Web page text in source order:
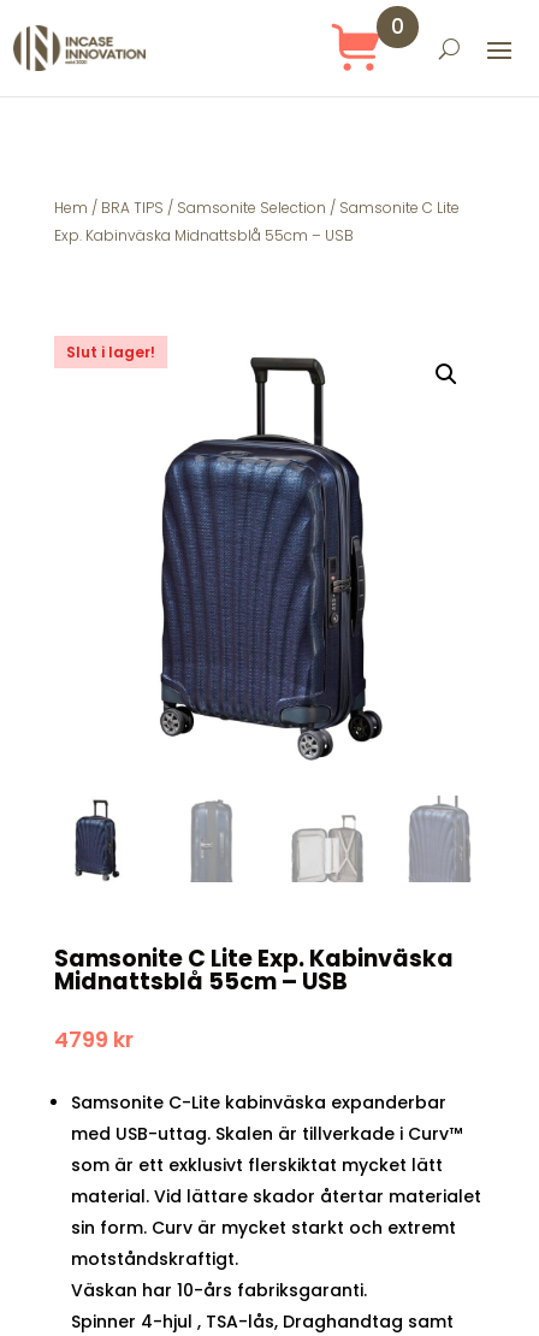
0
Hem / BRA TIPS / Samsonite Selection / Samsonite C Lite
Exp. Kabinväska Midnattsblå 55cm – USB
Slut i lager!
Samsonite C Lite Exp. Kabinväska
Midnattsblå 55cm – USB
4799 kr
Samsonite C-Lite kabinväska expanderbar
med USB-uttag. Skalen är tillverkade i Curv™
som är ett exklusivt flerskiktat mycket lätt
material. Vid lättare skador återtar materialet
sin form. Curv är mycket starkt och extremt
motståndskraftigt.
Väskan har 10-års fabriksgaranti.
Spinner 4-hjul , TSA-lås, Draghandtag samt